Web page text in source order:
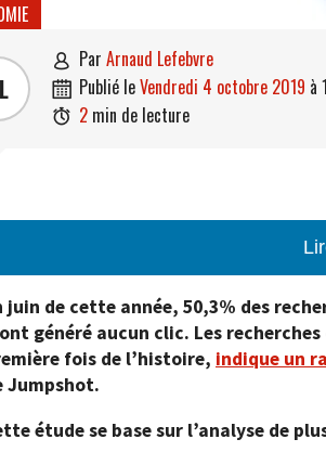
 par Arnaud Lefebvre
 publié le vendredi 4 octobre 2019 à
 2 min de lecture
juin de cette année, 50,3% des
généré aucun clic. Les
fois de l’histoire, indique un
Jumpshot.
étude se base sur l’analyse de